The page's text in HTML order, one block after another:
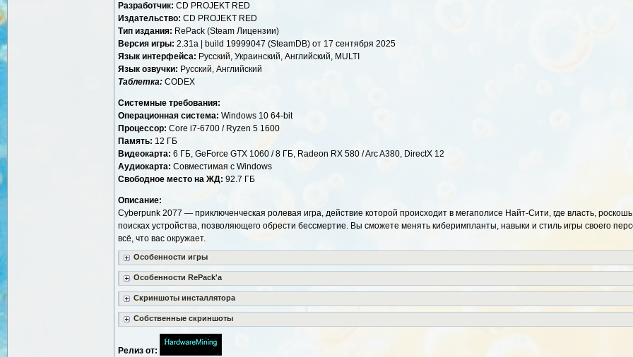
Разработчик: CD PROJEKT RED
Издательство: CD PROJEKT RED
Тип издания: RePack (Steam Лицензии)
Версия игры: 2.31a | build 19999047 (SteamDB) от 17 сентября 2025
Язык интерфейса: Русский, Украинский, Английский, MULTI
Язык озвучки: Русский, Английский
Таблетка: CODEX
Системные требования:
Операционная система: Windows 10 64-bit
Процессор: Core i7-6700 / Ryzen 5 1600
Память: 12 ГБ
Видеокарта: 6 ГБ, GeForce GTX 1060 / 8 ГБ, Radeon RX 580 / Arc A380, DirectX 12
Аудиокарта: Совместимая с Windows
Свободное место на ЖД: 92.7 ГБ
Описание:
Cyberpunk 2077 — приключенческая ролевая игра, действие которой происходит в мегаполисе Найт-Сити, где власть,
поисках устройства, позволяющего обрести бессмертие. Вы сможете менять киберимпланты, навыки и стиль игры своего
всё, что вас окружает.
Особенности игры
Особенности RePack'a
Скриншоты инсталлятора
Собственные скриншоты
Релиз от: